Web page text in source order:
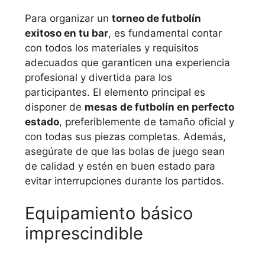
Para organizar untorneo de futbolín
exitoso en tu bar, es fundamental contar
con todos los materiales y requisitos
adecuados que garanticen una experiencia
profesional y divertida para los
participantes. El elemento principal es
disponer de mesas de futbolín en perfecto
estado, preferiblemente de tamaño oficial y
con todas sus piezas completas. Además,
asegúrate de que las bolas de juego sean
de calidad y estén en buen estado para
evitar interrupciones durante los partidos.
Equipamiento básico
imprescindible